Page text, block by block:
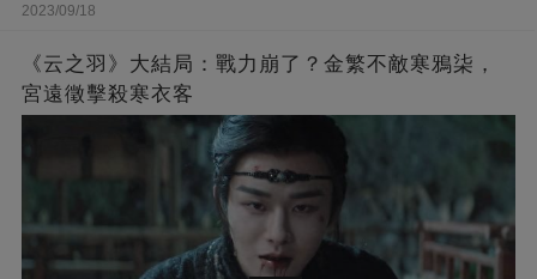
2023/09/18
《云之羽》大結局：戰力崩了？金繁不敵寒鴉柒，
宮遠徵擊殺寒衣客